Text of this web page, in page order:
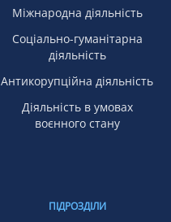
Міжнародна діяльність
Соціально-гуманітарна
діяльність
Антикорупційна діяльність
Діяльність в умовах
воєнного стану
ПІДРОЗДІЛИ